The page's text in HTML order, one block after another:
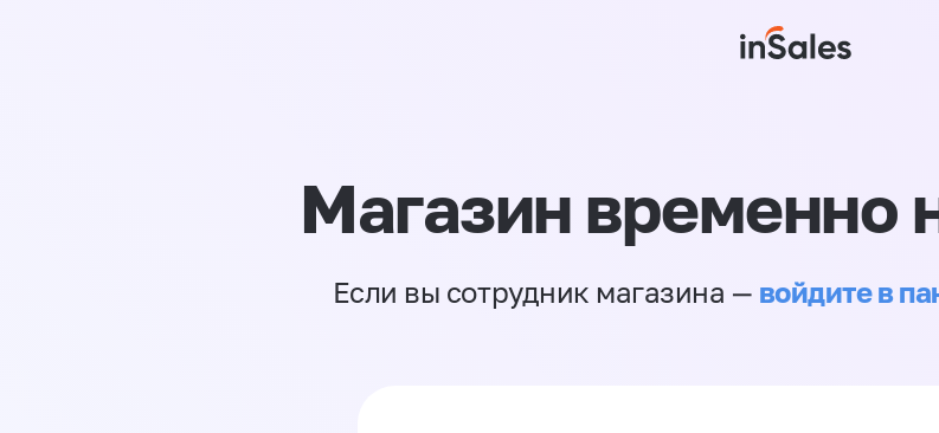
Магазин временно
Если вы сотрудник магазина — войдите в